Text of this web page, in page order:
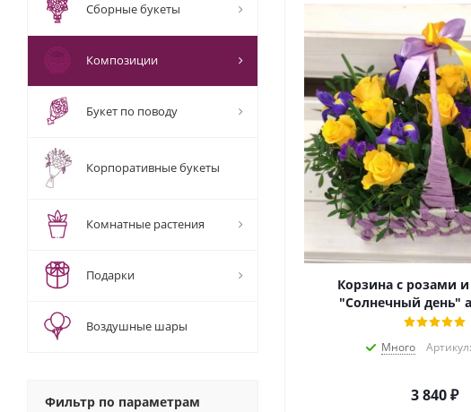
Корзина с розами
"Солнечный день"
Много
3 840₽
Сборные букеты
Композиции
Букет по поводу
Корпоративные букеты
Комнатные растения
Подарки
Воздушные шары
Фильтр по параметрам